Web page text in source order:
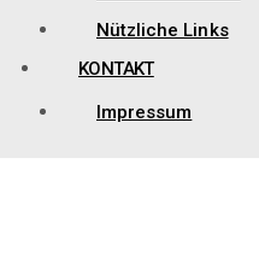
Nützliche Links
KONTAKT
Impressum